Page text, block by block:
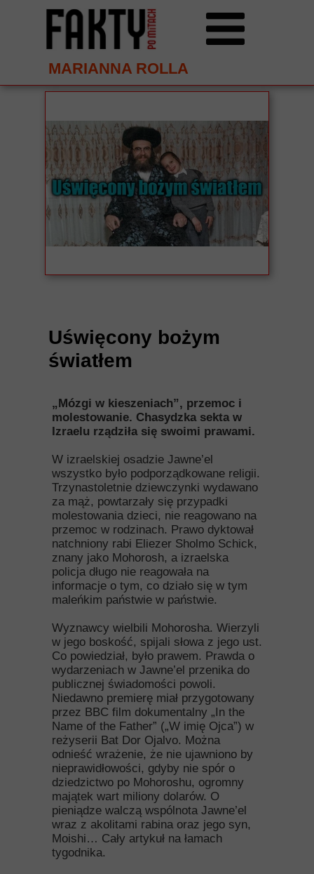
MARIANNA ROLLA
Uświęcony bożym
światłem
„Mózgi w kieszeniach”, przemoc i
molestowanie. Chasydzka sekta w
Izraelu rządziła się swoimi prawami.
W izraelskiej osadzie Jawne’el
wszystko było podporządkowane religii.
Trzynastoletnie dziewczynki wydawano
za mąż, powtarzały się przypadki
molestowania dzieci, nie reagowano na
przemoc w rodzinach. Prawo dyktował
natchniony rabi Eliezer Sholmo Schick,
znany jako Mohorosh, a izraelska
policja długo nie reagowała na
informacje o tym, co działo się w tym
maleńkim państwie w państwie.
Wyznawcy wielbili Mohorosha. Wierzyli
w jego boskość, spijali słowa z jego ust.
Co powiedział, było prawem. Prawda o
wydarzeniach w Jawne’el przenika do
publicznej świadomości powoli.
Niedawno premierę miał przygotowany
przez BBC film dokumentalny „In the
Name of the Father” („W imię Ojca”) w
reżyserii Bat Dor Ojalvo. Można
odnieść wrażenie, że nie ujawniono by
nieprawidłowości, gdyby nie spór o
dziedzictwo po Mohoroshu, ogromny
majątek wart miliony dolarów. O
pieniądze walczą wspólnota Jawne’el
wraz z akolitami rabina oraz jego syn,
Moishi… Cały artykuł na łamach
tygodnika.